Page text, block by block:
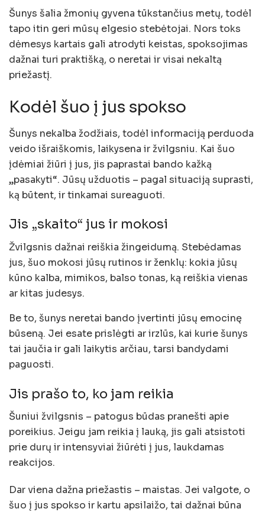
Šunys šalia žmonių gyvena tūkstančius metų, todėl
tapo itin geri mūsų elgesio stebėtojai. Nors toks
dėmesys kartais gali atrodyti keistas, spoksojimas
dažnai turi praktišką, o neretai ir visai nekaltą
priežastį.
Kodėl šuo į jus spokso
Šunys nekalba žodžiais, todėl informaciją perduoda
veido išraiškomis, laikysena ir žvilgsniu. Kai šuo
įdėmiai žiūri į jus, jis paprastai bando kažką
„pasakyti“. Jūsų užduotis – pagal situaciją suprasti,
ką būtent, ir tinkamai sureaguoti.
Jis „skaito“ jus ir mokosi
Žvilgsnis dažnai reiškia žingeidumą. Stebėdamas
jus, šuo mokosi jūsų rutinos ir ženklų: kokia jūsų
kūno kalba, mimikos, balso tonas, ką reiškia vienas
ar kitas judesys.
Be to, šunys neretai bando įvertinti jūsų emocinę
būseną. Jei esate prislėgti ar irzlūs, kai kurie šunys
tai jaučia ir gali laikytis arčiau, tarsi bandydami
paguosti.
Jis prašo to, ko jam reikia
Šuniui žvilgsnis – patogus būdas pranešti apie
poreikius. Jeigu jam reikia į lauką, jis gali atsistoti
prie durų ir intensyviai žiūrėti į jus, laukdamas
reakcijos.
Dar viena dažna priežastis – maistas. Jei valgote, o
šuo į jus spokso ir kartu apsilaižo, tai dažnai būna